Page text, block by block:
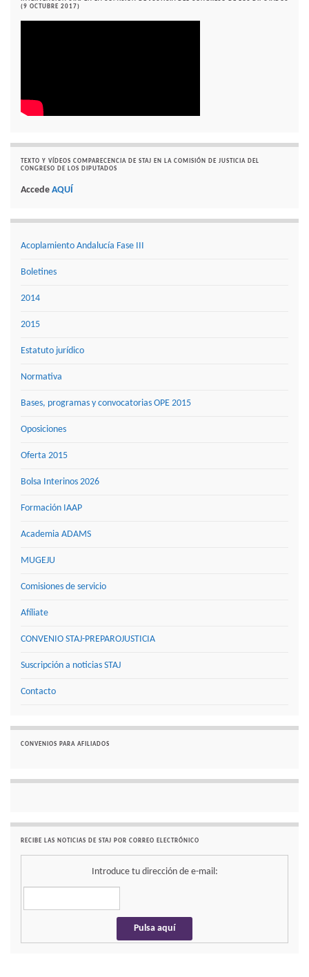
(9 OCTUBRE 2017)
TEXTO Y VÍDEOS COMPARECENCIA DE STAJ EN LA COMISIÓN DE JUSTICIA DEL
CONGRESO DE LOS DIPUTADOS
Accede AQUÍ
Acoplamiento Andalucía Fase III
Boletines
2014
2015
Estatuto jurídico
Normativa
Bases, programas y convocatorias OPE 2015
Oposiciones
Oferta 2015
Bolsa Interinos 2026
Formación IAAP
Academia ADAMS
MUGEJU
Comisiones de servicio
Afíliate
CONVENIO STAJ-PREPAROJUSTICIA
Suscripción a noticias STAJ
Contacto
CONVENIOS PARA AFILIADOS
RECIBE LAS NOTICIAS DE STAJ POR CORREO ELECTRÓNICO
Introduce tu dirección de e-mail: